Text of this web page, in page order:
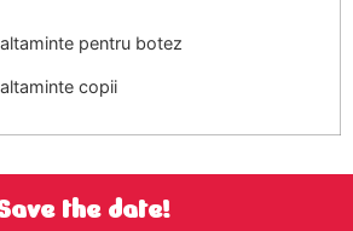
pentru botez
copii
the date!